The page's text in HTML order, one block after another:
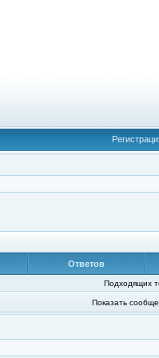
Ответов
Подходящих
Показать